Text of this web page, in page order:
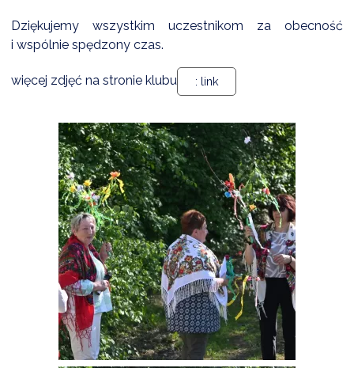
Dziękujemy wszystkim uczestnikom za obecność
i wspólnie spędzony czas.
więcej zdjęć na stronie klubu : link